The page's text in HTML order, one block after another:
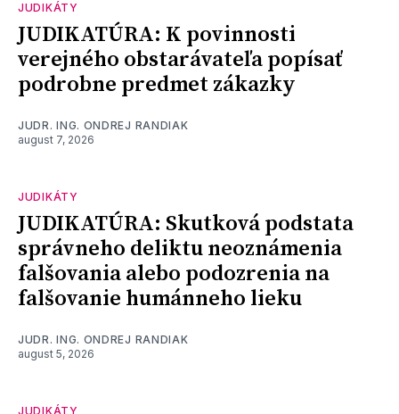
JUDIKÁTY
JUDIKATÚRA: K povinnosti
verejného obstarávateľa popísať
podrobne predmet zákazky
JUDR. ING. ONDREJ RANDIAK
august 7, 2026
JUDIKÁTY
JUDIKATÚRA: Skutková podstata
správneho deliktu neoznámenia
falšovania alebo podozrenia na
falšovanie humánneho lieku
JUDR. ING. ONDREJ RANDIAK
august 5, 2026
JUDIKÁTY